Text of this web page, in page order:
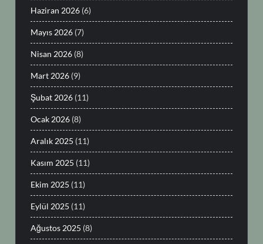
Haziran 2026 (6)
Mayıs 2026 (7)
Nisan 2026 (8)
Mart 2026 (9)
Şubat 2026 (11)
Ocak 2026 (8)
Aralık 2025 (11)
Kasım 2025 (11)
Ekim 2025 (11)
Eylül 2025 (11)
Ağustos 2025 (8)